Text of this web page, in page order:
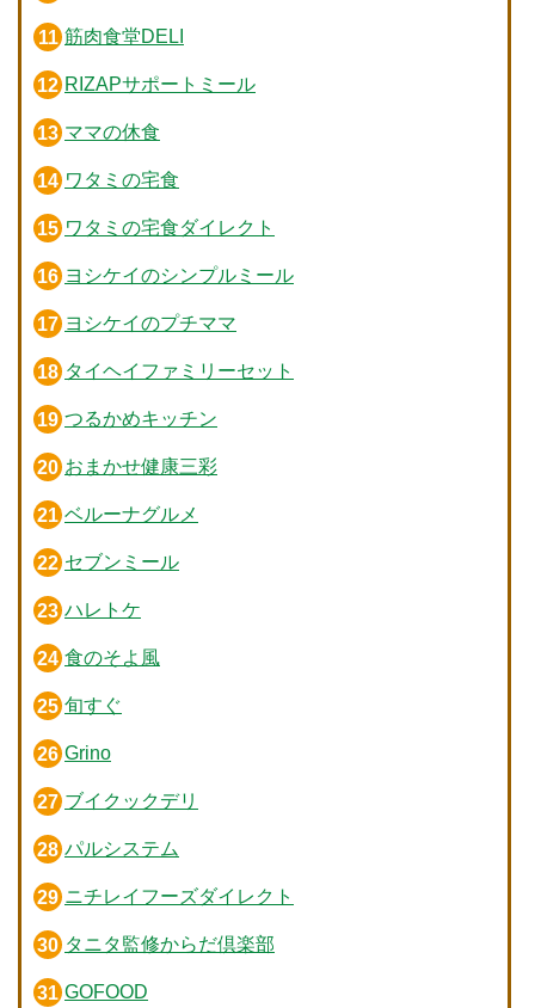
筋肉食堂DELI
RIZAPサポートミール
ママの休食
ワタミの宅食
ワタミの宅食ダイレクト
ヨシケイのシンプルミール
ヨシケイのプチママ
タイヘイファミリーセット
つるかめキッチン
おまかせ健康三彩
ベルーナグルメ
セブンミール
ハレトケ
食のそよ風
旬すぐ
Grino
ブイクックデリ
パルシステム
ニチレイフーズダイレクト
タニタ監修からだ倶楽部
GOFOOD